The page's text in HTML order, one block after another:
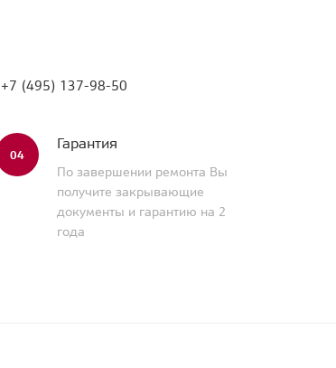
+7 (495) 137-98-50
04
Гарантия
По завершении ремонта Вы
получите закрывающие
документы и гарантию на 2
года